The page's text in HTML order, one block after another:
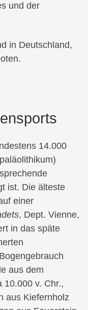
und der
in Deutschland,
14.000
ist. Die älteste
einer
, Dept. Vienne,
in das späte
aus dem
10.000 v. Chr.,
aus Kiefernholz